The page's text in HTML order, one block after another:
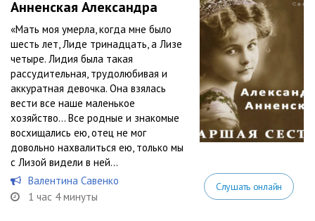
Анненская Александра
«Мать моя умерла, когда мне было
шесть лет, Лиде тринадцать, а Лизе
четыре. Лидия была такая
рассудительная, трудолюбивая и
аккуратная девочка. Она взялась
вести все наше маленькое
хозяйство… Все родные и знакомые
восхищались ею, отец не мог
довольно нахвалиться ею, только мы
с Лизой видели в ней...
Валентина Савенко
1 час 4 минуты
Слушать онлайн